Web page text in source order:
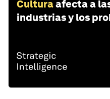
Culturaafecta a
industrias y los